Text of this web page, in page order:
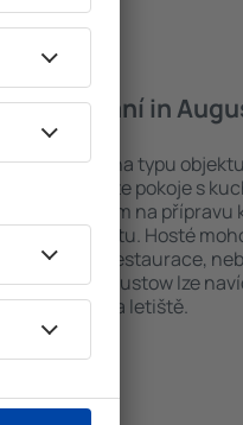
ubytování in
záleží na typu
najdete pokoje s
přístrojem na přípravu
k internetu. Hosté
si jídla z restaurace,
in Augustow lze
z nebo na letiště.